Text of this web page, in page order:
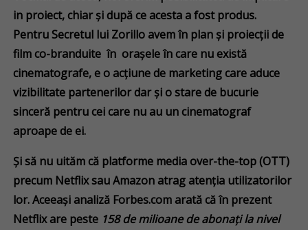
in proiect, chiar și după ce acesta a fost produs.
Pentru Secretul lui Zorillo avem în plan și proiecții de
film co-branduite în orașele în care nu există
cinematografe, e o acțiune de marketing care aduce
vizibilitate partenerilor dar și o stare de bucurie
sinceră pentru cei care nu au un cinematograf
aproape de ei.
Și să nu uităm că platforme media over-the-top (OTT)
precum Netflix sau Amazon atrag atenția utilizatorilor
lor. Aceeași analiză Forbes.com arată că în prezent
Netflix are peste 158 de milioane de abonați la nivel